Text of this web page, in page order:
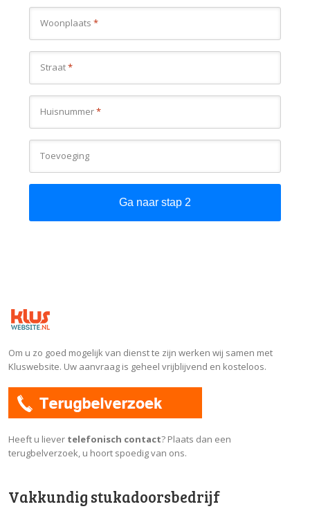
Woonplaats *
Straat*
Huisnummer*
Toevoeging
Om u zo goed mogelijk van dienst te zijn werken wij samen met
Kluswebsite. Uw aanvraag is geheel vrijblijvend en kosteloos.
Heeft u liever telefonisch contact? Plaats dan een
terugbelverzoek, u hoort spoedig van ons.
Vakkundig stukadoorsbedrijf